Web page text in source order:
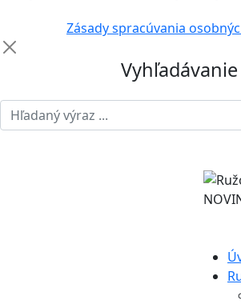
Zásady spracúvania
Vyhľadávanie